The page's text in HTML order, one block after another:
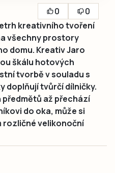
0
0
kreativního tvoření
všechny prostory
domu. Kreativ Jaro
škálu hotových
tvorbě v souladu s
doplňují tvůrčí dílničky.
až přechází
do oka, může si
rozličné velikonoční